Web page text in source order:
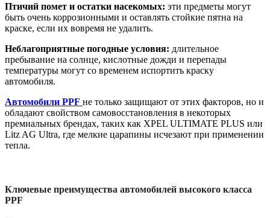
Птичий помет и остатки насекомых: эти предметы могут
быть очень коррозионными и оставлять стойкие пятна на
краске, если их вовремя не удалить.
Неблагоприятные погодные условия: длительное
пребывание на солнце, кислотные дожди и перепады
температуры могут со временем испортить краску
автомобиля.
Автомобили PPF не только защищают от этих факторов, но и
обладают свойством самовосстановления в некоторых
премиальных брендах, таких как XPEL ULTIMATE PLUS или
Litz AG Ultra, где мелкие царапины исчезают при применении
тепла.
Ключевые преимущества автомобилей высокого класса
PPF